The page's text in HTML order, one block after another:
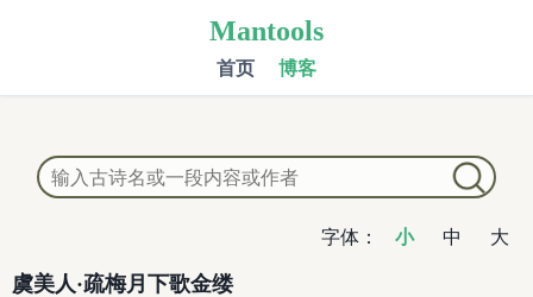
Mantools
首页 博客
字体： 小 中 大
虞美人·疏梅月下歌金缕